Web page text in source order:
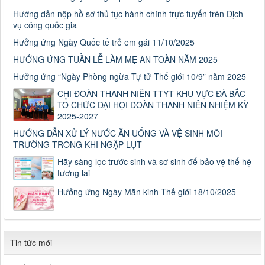
Hướng dẫn nộp hồ sơ thủ tục hành chính trực tuyến trên Dịch
vụ công quốc gia
Hưởng ứng Ngày Quốc tế trẻ em gái 11/10/2025
HƯỞNG ỨNG TUẦN LỄ LÀM MẸ AN TOÀN NĂM 2025
Hưởng ứng “Ngày Phòng ngừa Tự tử Thế giới 10/9” năm 2025
CHI ĐOÀN THANH NIÊN TTYT KHU VỰC ĐÀ BẮC
TỔ CHỨC ĐẠI HỘI ĐOÀN THANH NIÊN NHIỆM KỲ
2025-2027
HƯỚNG DẪN XỬ LÝ NƯỚC ĂN UỐNG VÀ VỆ SINH MÔI
TRƯỜNG TRONG KHI NGẬP LỤT
Hãy sàng lọc trước sinh và sơ sinh để bảo vệ thế hệ
tương lai
Hưởng ứng Ngày Mãn kinh Thế giới 18/10/2025
Tin tức mới
Số: 187/CV-TTYT
Đẩy nhanh tiến độ thực hiện Hồ sơ bệnh án điện tử
Thời gian đăng: 11/10/2019
Cách chặn 5 bệnh hô hấp dễ mắc
Cách chặn 5 bệnh hô hấp dễ mắc
Thời gian đăng: 11/10/2019
Tiếp tục tăng cường công tác lãnh, chỉ đạo phòng, chống
dịch tả lợn châu Phi
Thời gian đăng: 11/10/2019